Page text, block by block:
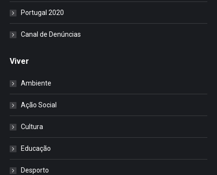
Portugal 2020
Canal de Denúncias
Viver
Ambiente
Ação Social
Cultura
Educação
Desporto